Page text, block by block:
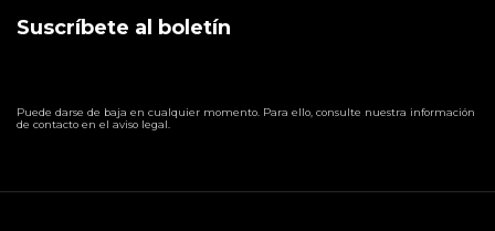
Suscríbete al boletín
Puede darse de baja en cualquier momento. Para ello, consulte nuestra información
de contacto en el aviso legal.